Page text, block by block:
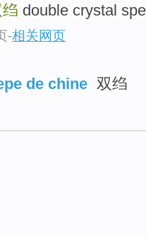
double crystal
-相关网页
de chine 双绉